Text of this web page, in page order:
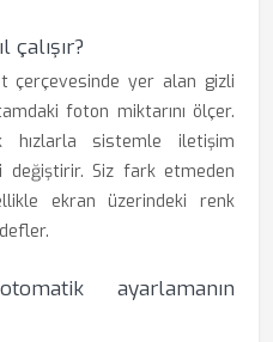
çalışır?
çerçevesinde yer alan gizli
foton miktarını ölçer.
hızlarla sistemle iletişim
değiştirir. Siz fark etmeden
ekran üzerindeki renk
ayarlamanın